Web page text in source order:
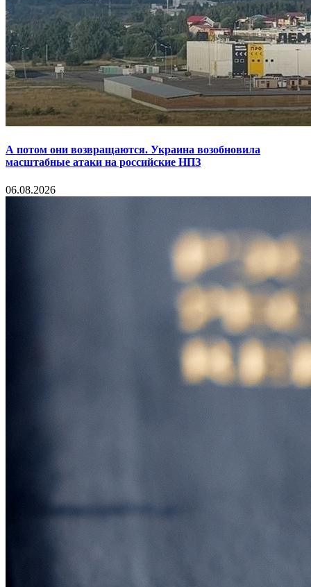
А потом они возвращаются. Украина возобновила
масштабные атаки на российские НПЗ
06.08.2026